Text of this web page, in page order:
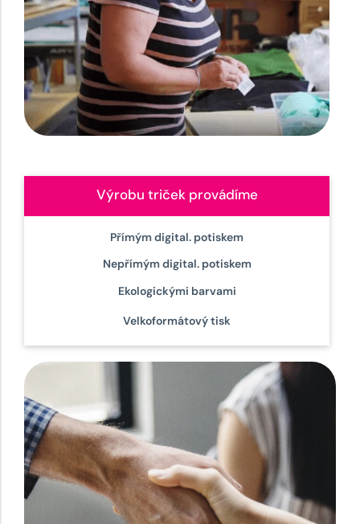
Výrobu triček provádíme
Přímým digital. potiskem
Nepřímým digital. potiskem
Ekologickými barvami
Velkoformátový tisk